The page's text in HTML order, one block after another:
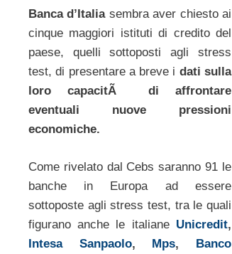
Banca d’Italiasembra aver chiesto ai
cinque maggiori istituti di credito del
paese, quelli sottoposti agli stress
test, di presentare a breve i dati sulla
loro capacitÃ di affrontare
eventuali nuove pressioni
economiche.
Come rivelato dal Cebs saranno 91 le
banche in Europa ad essere
sottoposte agli stress test, tra le quali
figurano anche le italiane Unicredit,
Intesa Sanpaolo, Mps, Banco